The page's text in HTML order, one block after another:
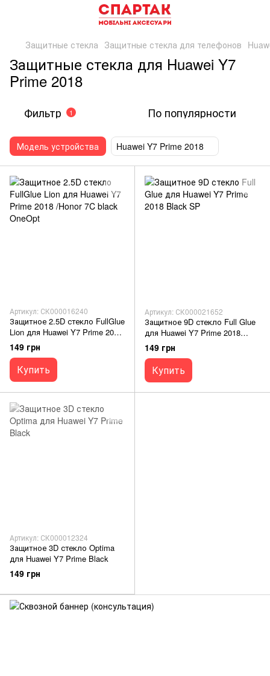
Защитные стекла Защитные стекла для телефонов
Защитные стекла для Huawei Y7
Prime 2018
Фильтр 1 По популярности
Модель устройства Huawei Y7 Prime 2018
Артикул: СК000016240
Защитное 2.5D стекло FullGlue
Lion для Huawei Y7 Prime 2018
/Honor 7C black OneOpt
149 грн
Купить
Артикул: СК000021652
Защитное 9D стекло Full Glue
для Huawei Y7 Prime 2018
Black SP
149 грн
Купить
Артикул: СК000012324
Защитное 3D стекло Optima
для Huawei Y7 Prime Black
149 грн